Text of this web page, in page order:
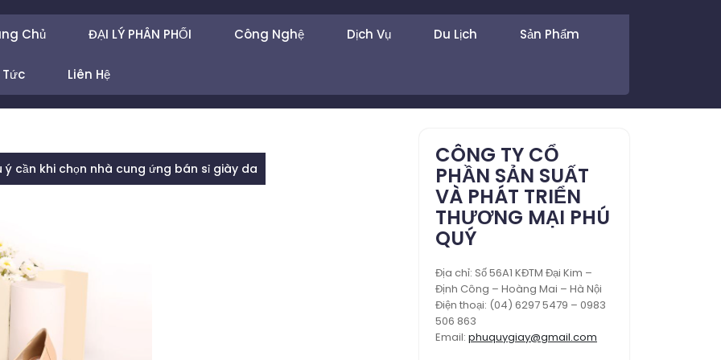
Chủ ĐẠI LÝ PHÂN PHỐI Công Nghệ Dịch Vụ Du Lịch Sản Phẩm
Tức Liên Hệ
ý cần khi chọn nhà cung ứng bán sỉ giày da
CÔNG TY CỔ
PHẦN SẢN SUẤT
VÀ PHÁT TRIỂN
THƯƠNG MẠI PHÚ
QUÝ
Địa chỉ: Số 56A1 KĐTM Đại Kim –
Định Công – Hoàng Mai – Hà Nội
Điện thoại: (04) 6297 5479 – 0983
506 863
Email: phuquygiay@gmail.com